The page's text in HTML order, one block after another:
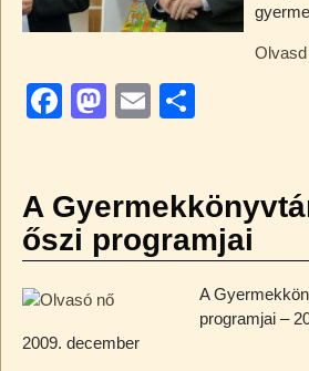
F
e
b
o
k
M
o
d
n
E
a
m
e
g
A
őszi programjai
A
programjai –
2009. december